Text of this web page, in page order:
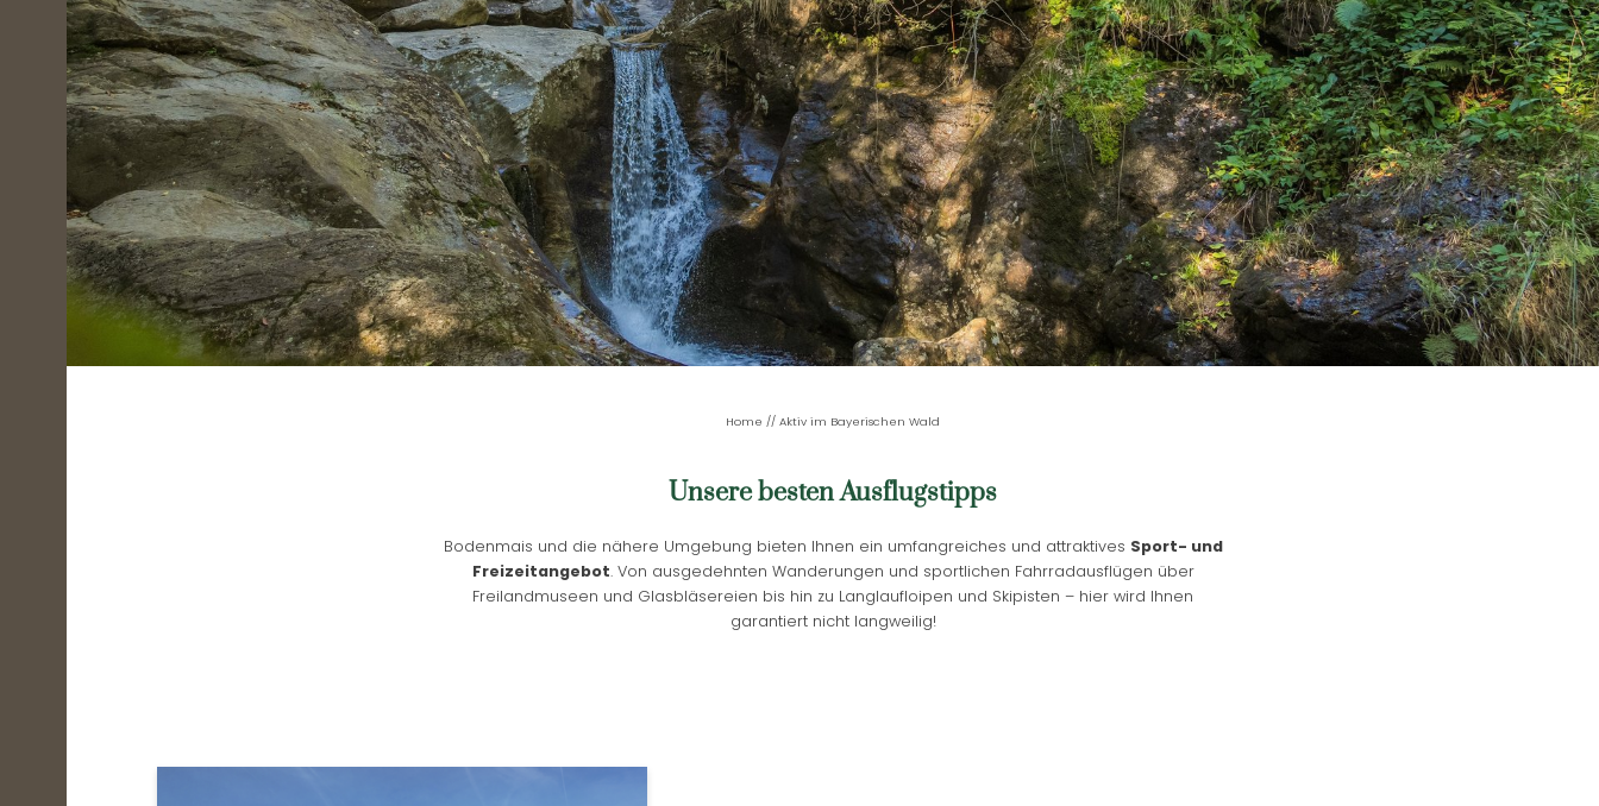
Home // Aktiv im Bayerischen Wald
Unsere besten Ausflugstipps
Bodenmais und die nähere Umgebung bieten Ihnen ein umfangreiches und attraktives Sport- und
Freizeitangebot. Von ausgedehnten Wanderungen und sportlichen Fahrradausflügen über
Freilandmuseen und Glasbläsereien bis hin zu Langlaufloipen und Skipisten – hier wird Ihnen
garantiert nicht langweilig!